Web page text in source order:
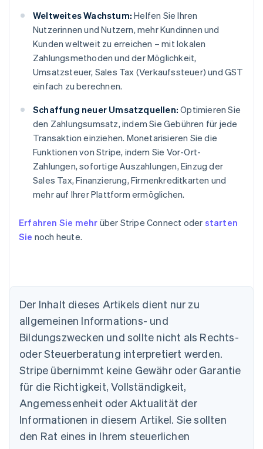
Weltweites Wachstum: Helfen Sie Ihren
Nutzerinnen und Nutzern, mehr Kundinnen und
Kunden weltweit zu erreichen – mit lokalen
Zahlungsmethoden und der Möglichkeit,
Umsatzsteuer, Sales Tax (Verkaufssteuer) und GST
einfach zu berechnen.
Schaffung neuer Umsatzquellen: Optimieren Sie
den Zahlungsumsatz, indem Sie Gebühren für jede
Transaktion einziehen. Monetarisieren Sie die
Funktionen von Stripe, indem Sie Vor-Ort-
Zahlungen, sofortige Auszahlungen, Einzug der
Sales Tax, Finanzierung, Firmenkreditkarten und
mehr auf Ihrer Plattform ermöglichen.
Erfahren Sie mehr über Stripe Connect oder starten
Sie noch heute.
Der Inhalt dieses Artikels dient nur zu
allgemeinen Informations- und
Bildungszwecken und sollte nicht als Rechts-
oder Steuerberatung interpretiert werden.
Stripe übernimmt keine Gewähr oder Garantie
für die Richtigkeit, Vollständigkeit,
Angemessenheit oder Aktualität der
Informationen in diesem Artikel. Sie sollten
den Rat eines in Ihrem steuerlichen
Australien
English
Belgien
NederlandsFrançais DeutschEnglish
Brasilien
Bulgarien
English